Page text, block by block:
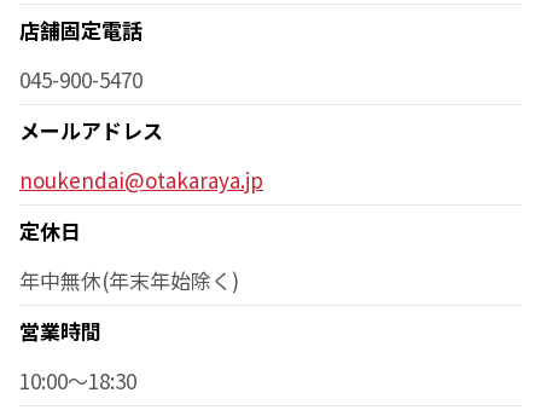
店舗固定電話
045-900-5470
メールアドレス
noukendai@otakaraya.jp
定休日
年中無休(年末年始除く)
営業時間
10:00～18:30